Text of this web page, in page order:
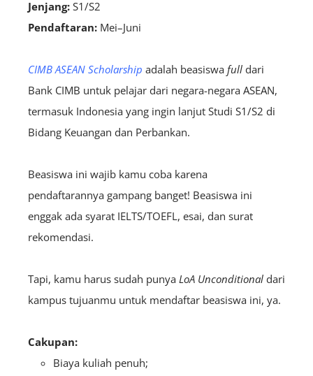
Jenjang: S1/S2
Pendaftaran: Mei–Juni
CIMB ASEAN Scholarship adalah beasiswa full dari
Bank CIMB untuk pelajar dari negara-negara ASEAN,
termasuk Indonesia yang ingin lanjut Studi S1/S2 di
Bidang Keuangan dan Perbankan.
Beasiswa ini wajib kamu coba karena
pendaftarannya gampang banget! Beasiswa ini
enggak ada syarat IELTS/TOEFL, esai, dan surat
rekomendasi.
Tapi, kamu harus sudah punya LoA Unconditional dari
kampus tujuanmu untuk mendaftar beasiswa ini, ya.
Cakupan:
Biaya kuliah penuh;